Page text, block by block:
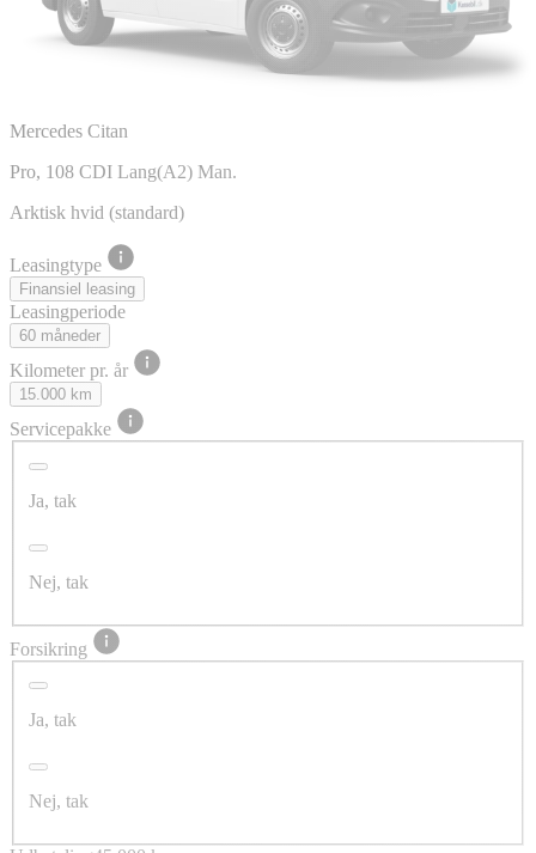
Mercedes Citan
Pro, 108 CDI Lang(A2) Man.
Arktisk hvid (standard)
Leasingtype
Finansiel leasing
Leasingperiode
60 måneder
Kilometer pr. år
15.000 km
Servicepakke
Ja, tak
Nej, tak
Forsikring
Ja, tak
Nej, tak